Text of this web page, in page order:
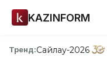
KAZINFORM
Тренд:Сайлау-2026